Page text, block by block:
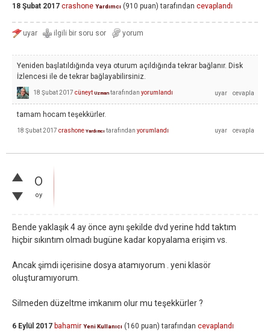
18 Şubat 2017 crashone Yardımcı (910 puan) tarafından cevaplandı
Yeniden başlatıldığında veya oturum açıldığında tekrar bağlanır. Disk
İzlencesi ile de tekrar bağlayabilirsiniz.
18 Şubat 2017 cüneyt Uzman tarafından yorumlandı
tamam hocam teşekkürler.
18 Şubat 2017 crashone Yardımcı tarafından yorumlandı
0
oy
Bende yaklaşık 4 ay önce aynı şekilde dvd yerine hdd taktım
hiçbir sıkıntım olmadı bugüne kadar kopyalama erişim vs.
Ancak şimdi içerisine dosya atamıyorum . yeni klasör
oluşturamıyorum.
Silmeden düzeltme imkanım olur mu teşekkürler ?
6 Eylül 2017 bahamir Yeni Kullanıcı (160 puan) tarafından cevaplandı